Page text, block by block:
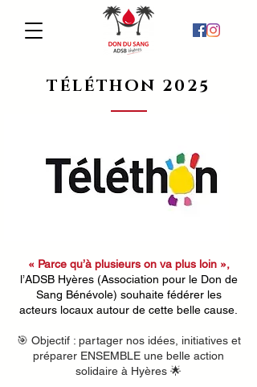
TÉLÉTHON 2025
« Parce qu’à plusieurs on va plus loin »,
l’ADSB Hyères (Association pour le Don de
Sang Bénévole) souhaite fédérer les
acteurs locaux autour de cette belle cause.
🎯 Objectif : partager nos idées, initiatives et
préparer ENSEMBLE une belle action
solidaire à Hyères 🌟